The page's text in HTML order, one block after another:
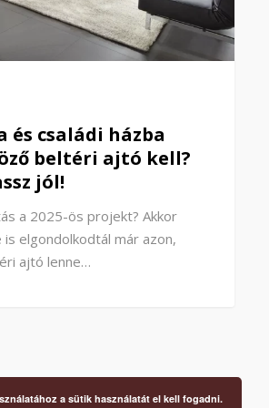
és családi házba
beltéri ajtó kell?
jól!
a 2025-ös projekt? Akkor
elgondolkodtál már azon,
ajtó lenne…
a sütik használatát el kell fogadni.